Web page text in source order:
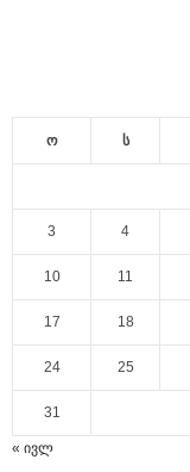
ო ს
3 4
10 11
17 18
24 25
31
« ივლ